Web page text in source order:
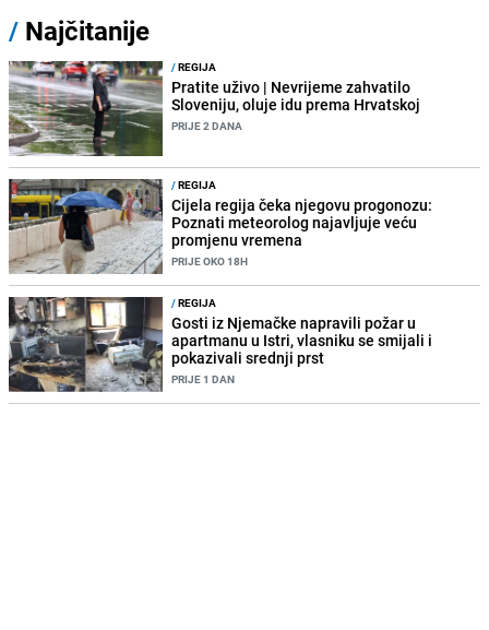
/ Najčitanije
/REGIJA
Pratite uživo | Nevrijeme zahvatilo
Sloveniju, oluje idu prema Hrvatskoj
PRIJE 2 DANA
/REGIJA
Cijela regija čeka njegovu progonozu:
Poznati meteorolog najavljuje veću
promjenu vremena
PRIJE OKO 18H
/REGIJA
Gosti iz Njemačke napravili požar u
apartmanu u Istri, vlasniku se smijali i
pokazivali srednji prst
PRIJE 1 DAN